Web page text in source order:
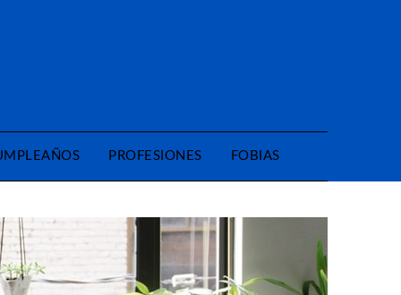
PROFESIONES FOBIAS